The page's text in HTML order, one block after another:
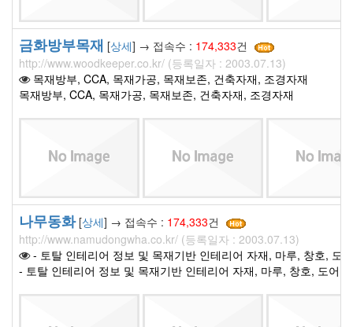
금화방부목재 [상세] → 접속수 : 174,333건
http://www.woodkeeper.co.kr/ (등록일자 : 2003.07.13)
목재방부, CCA, 목재가공, 목재보존, 건축자재, 조경자재
목재방부, CCA, 목재가공, 목재보존, 건축자재, 조경자재
나무동화[상세] → 접속수 : 174,333건
http://www.namudongwha.co.kr/ (등록일자 : 2003.07.13)
- 토탈 인테리어 정보 및 목재기반 인테리어 자재, 마루, 창호, 도
- 토탈 인테리어 정보 및 목재기반 인테리어 자재, 마루, 창호, 도어,